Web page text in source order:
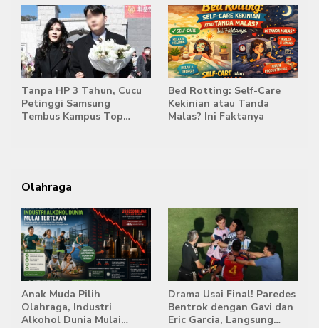
Tanpa HP 3 Tahun, Cucu
Petinggi Samsung
Tembus Kampus Top
Bed Rotting: Self-Care
Kekinian atau Tanda
Malas? Ini Faktanya
Olahraga
Anak Muda Pilih
Olahraga, Industri
Alkohol Dunia Mulai
Drama Usai Final! Paredes
Bentrok dengan Gavi dan
Eric Garcia, Langsung